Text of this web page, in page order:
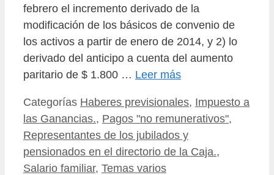
febrero el incremento derivado de la
modificación de los básicos de convenio de
los activos a partir de enero de 2014, y 2) lo
derivado del anticipo a cuenta del aumento
paritario de $ 1.800 … Leer más
Categorías Haberes previsionales, Impuesto a
las Ganancias., Pagos "no remunerativos",
Representantes de los jubilados y
pensionados en el directorio de la Caja.,
Salario familiar, Temas varios